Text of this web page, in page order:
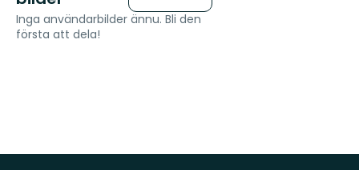
Inga användarbilder ännu. Bli den
första att dela!